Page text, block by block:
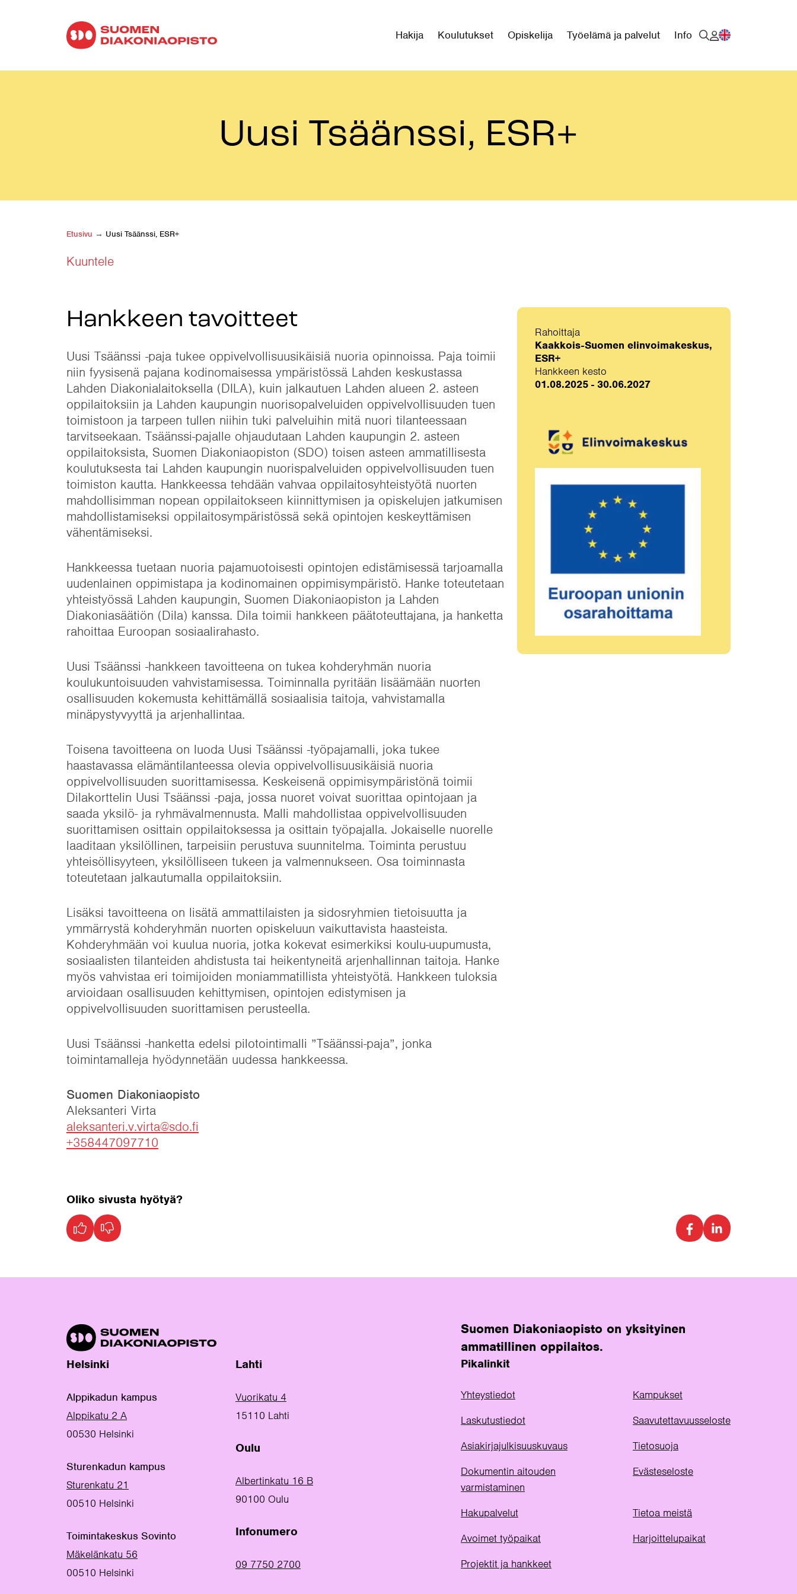
Hakija Koulutukset Opiskelija Työelämä ja palvelut Info
Uusi Tsäänssi, ESR+
Etusivu → Uusi Tsäänssi, ESR+
Kuuntele
Rahoittaja
Kaakkois-Suomen elinvoimakeskus,
ESR+
Hankkeen kesto
01.08.2025 - 30.06.2027
Hankkeen tavoitteet
Uusi Tsäänssi -paja tukee oppivelvollisuusikäisiä nuoria opinnoissa. Paja toimii
niin fyysisenä pajana kodinomaisessa ympäristössä Lahden keskustassa
Lahden Diakonialaitoksella (DILA), kuin jalkautuen Lahden alueen 2. asteen
oppilaitoksiin ja Lahden kaupungin nuorisopalveluiden oppivelvollisuuden tuen
toimistoon ja tarpeen tullen niihin tuki palveluihin mitä nuori tilanteessaan
tarvitseekaan. Tsäänssi-pajalle ohjaudutaan Lahden kaupungin 2. asteen
oppilaitoksista, Suomen Diakoniaopiston (SDO) toisen asteen ammatillisesta
koulutuksesta tai Lahden kaupungin nuorispalveluiden oppivelvollisuuden tuen
toimiston kautta. Hankkeessa tehdään vahvaa oppilaitosyhteistyötä nuorten
mahdollisimman nopean oppilaitokseen kiinnittymisen ja opiskelujen jatkumisen
mahdollistamiseksi oppilaitosympäristössä sekä opintojen keskeyttämisen
vähentämiseksi.
Hankkeessa tuetaan nuoria pajamuotoisesti opintojen edistämisessä tarjoamalla
uudenlainen oppimistapa ja kodinomainen oppimisympäristö. Hanke toteutetaan
yhteistyössä Lahden kaupungin, Suomen Diakoniaopiston ja Lahden
Diakoniasäätiön (Dila) kanssa. Dila toimii hankkeen päätoteuttajana, ja hanketta
rahoittaa Euroopan sosiaalirahasto.
Uusi Tsäänssi -hankkeen tavoitteena on tukea kohderyhmän nuoria
koulukuntoisuuden vahvistamisessa. Toiminnalla pyritään lisäämään nuorten
osallisuuden kokemusta kehittämällä sosiaalisia taitoja, vahvistamalla
minäpystyvyyttä ja arjenhallintaa.
Toisena tavoitteena on luoda Uusi Tsäänssi -työpajamalli, joka tukee
haastavassa elämäntilanteessa olevia oppivelvollisuusikäisiä nuoria
oppivelvollisuuden suorittamisessa. Keskeisenä oppimisympäristönä toimii
Dilakorttelin Uusi Tsäänssi -paja, jossa nuoret voivat suorittaa opintojaan ja
saada yksilö- ja ryhmävalmennusta. Malli mahdollistaa oppivelvollisuuden
suorittamisen osittain oppilaitoksessa ja osittain työpajalla. Jokaiselle nuorelle
laaditaan yksilöllinen, tarpeisiin perustuva suunnitelma. Toiminta perustuu
yhteisöllisyyteen, yksilölliseen tukeen ja valmennukseen. Osa toiminnasta
toteutetaan jalkautumalla oppilaitoksiin.
Lisäksi tavoitteena on lisätä ammattilaisten ja sidosryhmien tietoisuutta ja
ymmärrystä kohderyhmän nuorten opiskeluun vaikuttavista haasteista.
Kohderyhmään voi kuulua nuoria, jotka kokevat esimerkiksi koulu-uupumusta,
sosiaalisten tilanteiden ahdistusta tai heikentyneitä arjenhallinnan taitoja. Hanke
myös vahvistaa eri toimijoiden moniammatillista yhteistyötä. Hankkeen tuloksia
arvioidaan osallisuuden kehittymisen, opintojen edistymisen ja
oppivelvollisuuden suorittamisen perusteella.
Uusi Tsäänssi -hanketta edelsi pilotointimalli ”Tsäänssi-paja”, jonka
toimintamalleja hyödynnetään uudessa hankkeessa.
Suomen Diakoniaopisto
Aleksanteri Virta
aleksanteri.v.virta@sdo.fi
+358447097710
Oliko sivusta hyötyä?
Suomen Diakoniaopisto on yksityinen
ammatillinen oppilaitos.
Helsinki
Alppikadun kampus
Alppikatu 2 A
00530 Helsinki
Sturenkadun kampus
Sturenkatu 21
00510 Helsinki
Toimintakeskus Sovinto
Mäkelänkatu 56
00510 Helsinki
Lahti
Vuorikatu 4
15110 Lahti
Oulu
Albertinkatu 16 B
90100 Oulu
Infonumero
09 7750 2700
Pikalinkit
Yhteystiedot
Kampukset
Laskutustiedot
Saavutettavuusseloste
Asiakirjajulkisuuskuvaus
Tietosuoja
Dokumentin aitouden
varmistaminen
Evästeseloste
Hakupalvelut
Tietoa meistä
Avoimet työpaikat
Harjoittelupaikat
Projektit ja hankkeet